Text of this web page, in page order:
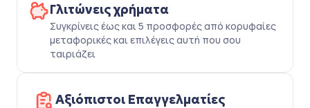
Γλιτώνεις χρήματα
Συγκρίνεις έως και 5 προσφορές από κορυφαίες
μεταφορικές και επιλέγεις αυτή που σου
ταιριάζει
Αξιόπιστοι Επαγγελματίες